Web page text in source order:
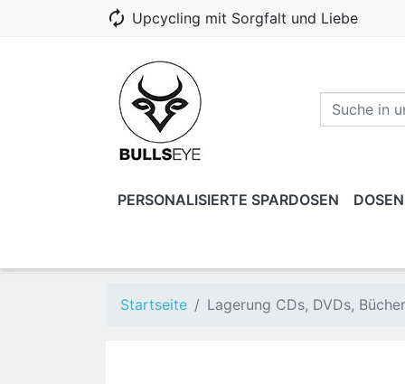
autorenew Upcycling mit Sorgfalt und Liebe
PERSONALISIERTE SPARDOSEN
EINZELHÄNDLER ODER VEREINE
DOSEN
Dosen ohne Gravur
Gravierte Dosen
DECKEL
REGALSTÜTZEN
MODULARES REGAL
Startseite
Lagerung CDs, DVDs,